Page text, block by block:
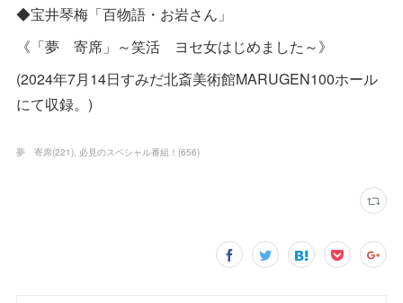
◆宝井琴梅「百物語・お岩さん」
《「夢 寄席」～笑活 ヨセ女はじめました～》
(2024年7月14日すみだ北斎美術館MARUGEN100ホール
にて収録。)
夢 寄席(221) 必見のスペシャル番組！ (656)